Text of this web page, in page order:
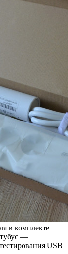
в комплекте
—
USB